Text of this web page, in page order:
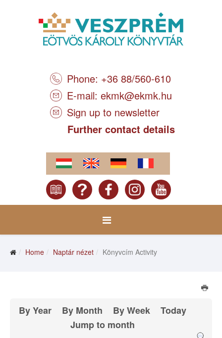
Phone: +36 88/560-610
E-mail: ekmk@ekmk.hu
Sign up to newsletter
Further contact details
Home Naptár nézet Könyvcím Activity
By Year By Month By Week
Today
Jump to month